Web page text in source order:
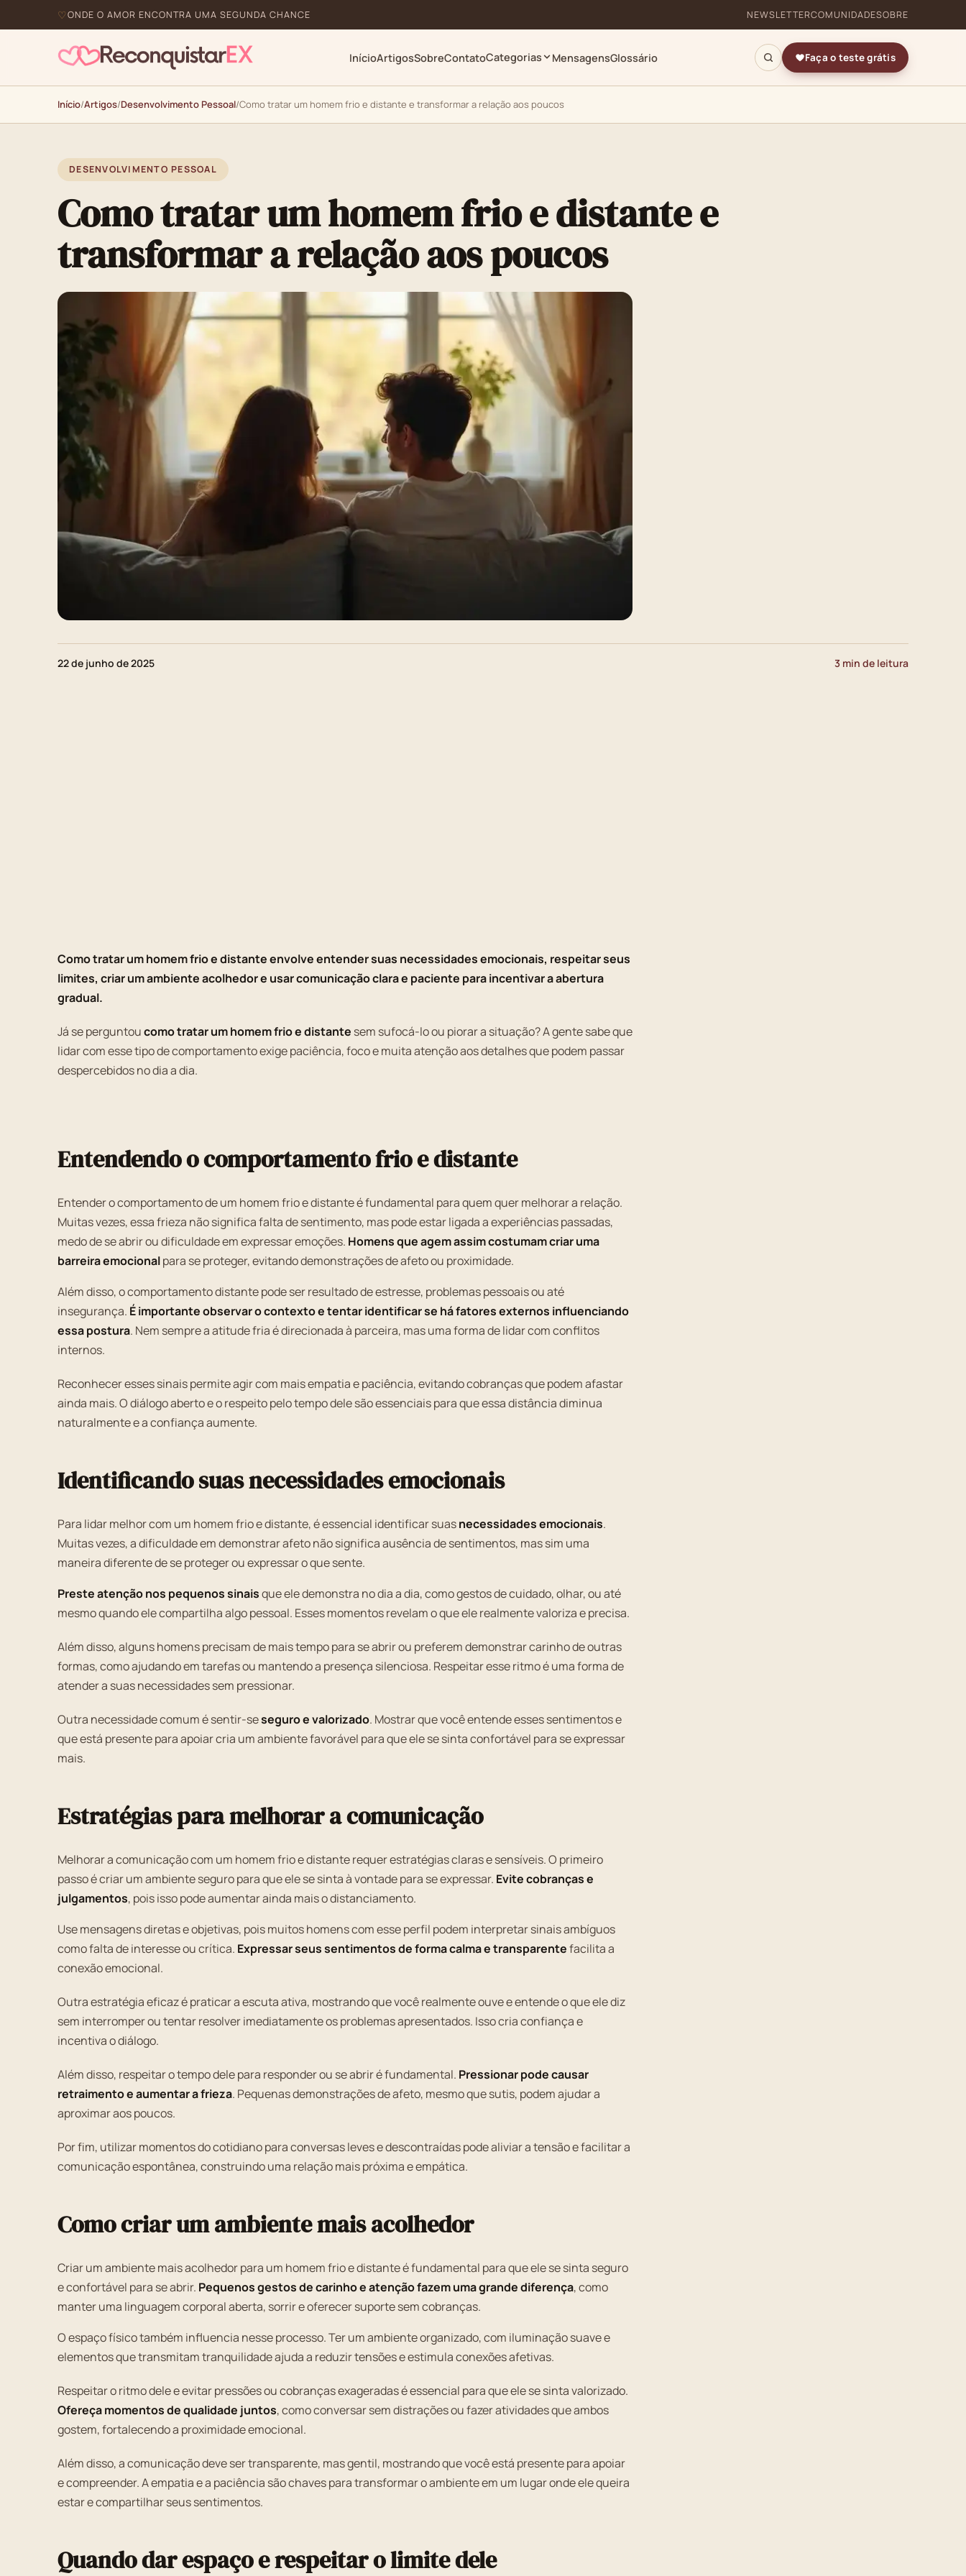
ONDE O AMOR ENCONTRA UMA SEGUNDA CHANCE NEWSLETTERCOMUNIDADESOBRE
InícioArtigosSobreContatoCategorias MensagensGlossário Faça o teste grátis
Início/Artigos/Desenvolvimento Pessoal/Como tratar um homem frio e distante e transformar a relação aos poucos
DESENVOLVIMENTO PESSOAL
Como tratar um homem frio e distante e
transformar a relação aos poucos
22 de junho de 2025 3 min de leitura
Como tratar um homem frio e distante envolve entender suas necessidades emocionais, respeitar seus
limites, criar um ambiente acolhedor e usar comunicação clara e paciente para incentivar a abertura
gradual.
Já se perguntoucomo tratar um homem frio e distante sem sufocá-lo ou piorar a situação? A gente sabe que
lidar com esse tipo de comportamento exige paciência, foco e muita atenção aos detalhes que podem passar
despercebidos no dia a dia.
Entendendo o comportamento frio e distante
Entender o comportamento de um homem frio e distante é fundamental para quem quer melhorar a relação.
Muitas vezes, essa frieza não significa falta de sentimento, mas pode estar ligada a experiências passadas,
medo de se abrir ou dificuldade em expressar emoções. Homens que agem assim costumam criar uma
barreira emocionalpara se proteger, evitando demonstrações de afeto ou proximidade.
Além disso, o comportamento distante pode ser resultado de estresse, problemas pessoais ou até
insegurança. É importante observar o contexto e tentar identificar se há fatores externos influenciando
essa postura. Nem sempre a atitude fria é direcionada à parceira, mas uma forma de lidar com conflitos
internos.
Reconhecer esses sinais permite agir com mais empatia e paciência, evitando cobranças que podem afastar
ainda mais. O diálogo aberto e o respeito pelo tempo dele são essenciais para que essa distância diminua
naturalmente e a confiança aumente.
Identificando suas necessidades emocionais
Para lidar melhor com um homem frio e distante, é essencial identificar suasnecessidades emocionais.
Muitas vezes, a dificuldade em demonstrar afeto não significa ausência de sentimentos, mas sim uma
maneira diferente de se proteger ou expressar o que sente.
Preste atenção nos pequenos sinaisque ele demonstra no dia a dia, como gestos de cuidado, olhar, ou até
mesmo quando ele compartilha algo pessoal. Esses momentos revelam o que ele realmente valoriza e precisa.
Além disso, alguns homens precisam de mais tempo para se abrir ou preferem demonstrar carinho de outras
formas, como ajudando em tarefas ou mantendo a presença silenciosa. Respeitar esse ritmo é uma forma de
atender a suas necessidades sem pressionar.
Outra necessidade comum é sentir-seseguro e valorizado. Mostrar que você entende esses sentimentos e
que está presente para apoiar cria um ambiente favorável para que ele se sinta confortável para se expressar
mais.
Estratégias para melhorar a comunicação
Melhorar a comunicação com um homem frio e distante requer estratégias claras e sensíveis. O primeiro
passo é criar um ambiente seguro para que ele se sinta à vontade para se expressar. Evite cobranças e
julgamentos, pois isso pode aumentar ainda mais o distanciamento.
Use mensagens diretas e objetivas, pois muitos homens com esse perfil podem interpretar sinais ambíguos
como falta de interesse ou crítica. Expressar seus sentimentos de forma calma e transparentefacilita a
conexão emocional.
Outra estratégia eficaz é praticar a escuta ativa, mostrando que você realmente ouve e entende o que ele diz
sem interromper ou tentar resolver imediatamente os problemas apresentados. Isso cria confiança e
incentiva o diálogo.
Além disso, respeitar o tempo dele para responder ou se abrir é fundamental. Pressionar pode causar
retraimento e aumentar a frieza. Pequenas demonstrações de afeto, mesmo que sutis, podem ajudar a
aproximar aos poucos.
Por fim, utilizar momentos do cotidiano para conversas leves e descontraídas pode aliviar a tensão e facilitar a
comunicação espontânea, construindo uma relação mais próxima e empática.
Como criar um ambiente mais acolhedor
Criar um ambiente mais acolhedor para um homem frio e distante é fundamental para que ele se sinta seguro
e confortável para se abrir. Pequenos gestos de carinho e atenção fazem uma grande diferença, como
manter uma linguagem corporal aberta, sorrir e oferecer suporte sem cobranças.
O espaço físico também influencia nesse processo. Ter um ambiente organizado, com iluminação suave e
elementos que transmitam tranquilidade ajuda a reduzir tensões e estimula conexões afetivas.
Respeitar o ritmo dele e evitar pressões ou cobranças exageradas é essencial para que ele se sinta valorizado.
Ofereça momentos de qualidade juntos, como conversar sem distrações ou fazer atividades que ambos
gostem, fortalecendo a proximidade emocional.
Além disso, a comunicação deve ser transparente, mas gentil, mostrando que você está presente para apoiar
e compreender. A empatia e a paciência são chaves para transformar o ambiente em um lugar onde ele queira
estar e compartilhar seus sentimentos.
Quando dar espaço e respeitar o limite dele